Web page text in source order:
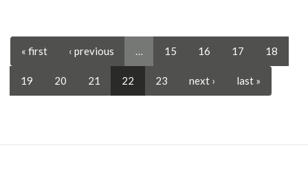
RICERCA
161/2011
Sviluppo
di
« first ‹ previous 15 16 17 18
19 20 21 22 23 next › last »